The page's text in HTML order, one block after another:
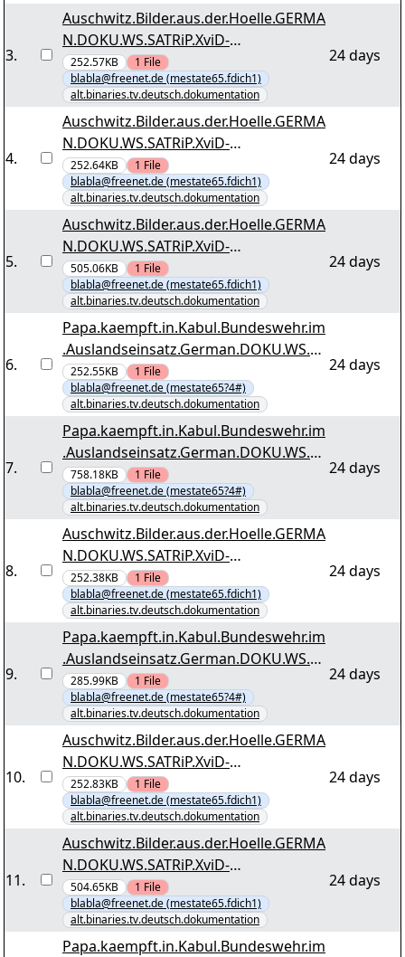
3.
Auschwitz.Bilder.aus.der.Hoelle.GERMA
N.DOKU.WS.SATRiP.XviD-
TVP.by.mestate65 tvp-abadh.r17
252.57KB 1 File
blabla@freenet.de (mestate65.fdich1)
alt.binaries.tv.deutsch.dokumentation
24 days
4.
Auschwitz.Bilder.aus.der.Hoelle.GERMA
N.DOKU.WS.SATRiP.XviD-
TVP.by.mestate65 tvp-abadh.r15
252.64KB 1 File
blabla@freenet.de (mestate65.fdich1)
alt.binaries.tv.deutsch.dokumentation
24 days
5.
Auschwitz.Bilder.aus.der.Hoelle.GERMA
N.DOKU.WS.SATRiP.XviD-
TVP.by.mestate65 tvp-abadh.r20
505.06KB 1 File
blabla@freenet.de (mestate65.fdich1)
alt.binaries.tv.deutsch.dokumentation
24 days
6.
Papa.kaempft.in.Kabul.Bundeswehr.im
.Auslandseinsatz.German.DOKU.WS.dT
V.XviD-UTOPiA.by.mestate65 utopia-
bwehr.r00
252.55KB 1 File
blabla@freenet.de (mestate65?4#)
alt.binaries.tv.deutsch.dokumentation
24 days
7.
Papa.kaempft.in.Kabul.Bundeswehr.im
.Auslandseinsatz.German.DOKU.WS.dT
V.XviD-UTOPiA.by.mestate65 utopia-
bwehr.r08
758.18KB 1 File
blabla@freenet.de (mestate65?4#)
alt.binaries.tv.deutsch.dokumentation
24 days
8.
Auschwitz.Bilder.aus.der.Hoelle.GERMA
N.DOKU.WS.SATRiP.XviD-
TVP.by.mestate65 tvp-abadh.r07
252.38KB 1 File
blabla@freenet.de (mestate65.fdich1)
alt.binaries.tv.deutsch.dokumentation
24 days
9.
Papa.kaempft.in.Kabul.Bundeswehr.im
.Auslandseinsatz.German.DOKU.WS.dT
V.XviD-UTOPiA.by.mestate65 utopia-
bwehr.r12
285.99KB 1 File
blabla@freenet.de (mestate65?4#)
alt.binaries.tv.deutsch.dokumentation
24 days
10.
Auschwitz.Bilder.aus.der.Hoelle.GERMA
N.DOKU.WS.SATRiP.XviD-
TVP.by.mestate65 tvp-abadh.rar
252.83KB 1 File
blabla@freenet.de (mestate65.fdich1)
alt.binaries.tv.deutsch.dokumentation
24 days
11.
Auschwitz.Bilder.aus.der.Hoelle.GERMA
N.DOKU.WS.SATRiP.XviD-
TVP.by.mestate65 tvp-abadh.r01
504.65KB 1 File
blabla@freenet.de (mestate65.fdich1)
alt.binaries.tv.deutsch.dokumentation
24 days
Papa.kaempft.in.Kabul.Bundeswehr.im